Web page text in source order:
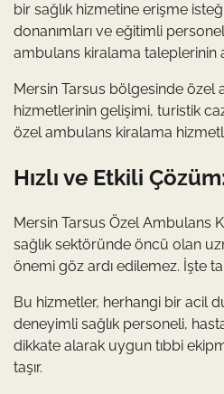
bir sağlık hizmetine erişme
donanımları ve eğitimli
ambulans kiralama taleplerinin
Mersin Tarsus bölgesinde özel
hizmetlerinin gelişimi, turistik
özel ambulans kiralama
Hızlı ve Etkili
Mersin Tarsus Özel Ambulans
sağlık sektöründe öncü olan
önemi göz ardı edilemez. İşte
Bu hizmetler, herhangi bir acil
deneyimli sağlık personeli,
dikkate alarak uygun tıbbi
taşır.